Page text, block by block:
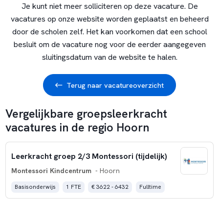
Je kunt niet meer solliciteren op deze vacature. De
vacatures op onze website worden geplaatst en beheerd
door de scholen zelf. Het kan voorkomen dat een school
besluit om de vacature nog voor de eerder aangegeven
sluitingsdatum van de website te halen.
Terug naar vacatureoverzicht
Vergelijkbare groepsleerkracht
vacatures in de regio Hoorn
Leerkracht groep 2/3 Montessori (tijdelijk)
Montessori Kindcentrum - Hoorn
Basisonderwijs 1 FTE € 3622 - 6432 Fulltime